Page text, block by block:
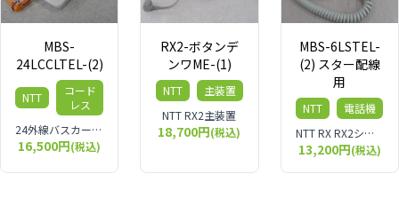
MBS-
24LCCLTEL-(2)
NTT
コード
レス
24外線バスカールコードレス電話機
16,500円(税込)
RX2-ボタンデ
ンワME-(1)
NTT
主装置
NTT RX2主装置
18,700円(税込)
MBS-6LSTEL-
(2) スター配線
用
NTT
電話機
NTT RX RX2シリーズ 6外線スター標準電話機 - ｢2｣ MBS-6LSTEL-(2)
13,200円(税込)